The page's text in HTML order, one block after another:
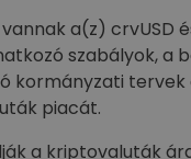
a(z) crvUSD
szabályok, a
kormányzati
piacát.
a kriptovaluták